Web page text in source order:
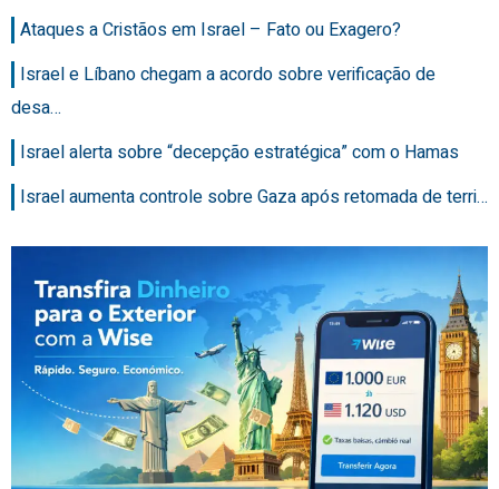
Ataques a Cristãos em Israel – Fato ou Exagero?
Israel e Líbano chegam a acordo sobre verificação de
desa…
Israel alerta sobre “decepção estratégica” com o Hamas
Israel aumenta controle sobre Gaza após retomada de terri…